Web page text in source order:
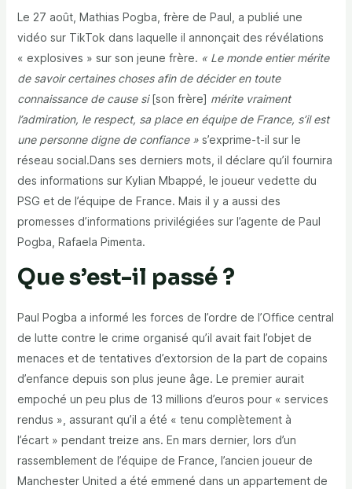
Le 27 août, Mathias Pogba, frère de Paul, a publié une
vidéo sur TikTok dans laquelle il annonçait des révélations
« explosives » sur son jeune frère. « Le monde entier mérite
de savoir certaines choses afin de décider en toute
connaissance de cause si[son frère] mérite vraiment
l’admiration, le respect, sa place en équipe de France, s’il est
une personne digne de confiance »s’exprime-t-il sur le
réseau social.Dans ses derniers mots, il déclare qu’il fournira
des informations sur Kylian Mbappé, le joueur vedette du
PSG et de l’équipe de France. Mais il y a aussi des
promesses d’informations privilégiées sur l’agente de Paul
Pogba, Rafaela Pimenta.
Que s’est-il passé ?
Paul Pogba a informé les forces de l’ordre de l’Office central
de lutte contre le crime organisé qu’il avait fait l’objet de
menaces et de tentatives d’extorsion de la part de copains
d’enfance depuis son plus jeune âge. Le premier aurait
empoché un peu plus de 13 millions d’euros pour « services
rendus », assurant qu’il a été « tenu complètement à
l’écart » pendant treize ans. En mars dernier, lors d’un
rassemblement de l’équipe de France, l’ancien joueur de
Manchester United a été emmené dans un appartement de